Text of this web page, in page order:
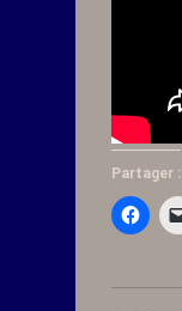
Partager :